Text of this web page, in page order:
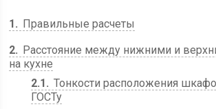
1
Правильные расчеты
2
Расстояние между нижними и
на кухне
2.1
Тонкости расположения
ГОСТу